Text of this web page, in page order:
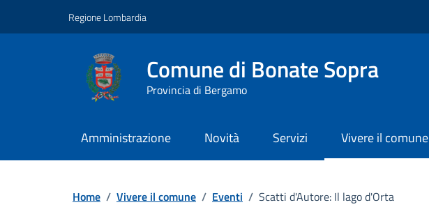
Regione Lombardia
Comune di Bonate Sopra
Provincia di Bergamo
Amministrazione Novità Servizi Vivere il comune
Home / Vivere il comune / Eventi / Scatti d'Autore: Il lago d'Orta